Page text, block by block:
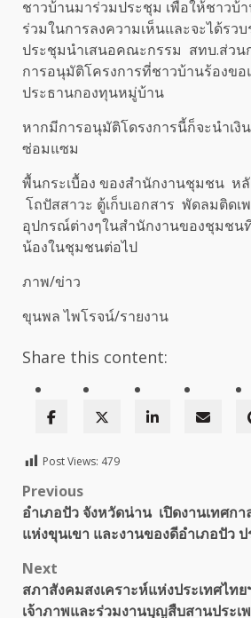
ชาวบ้านมาร่วมประชุม เพื่อให้ชาว
ร่วมในการลงความเห็นและจะได้รว
ประชุมนำเสนอคณะกรรม สทบ.ส่วน
การอนุมัติโครงการที่ชาวบ้านร้องข
ประธานกองทุนหมู่บ้าน
หากมีการอนุมัติโดรงการนี้ก็จะนำเ
ซ่อมแซม
พื้นกระเบื้อง ของสำนักงานชุมชน ห
โถปัสสาวะ ตู้เก็บเอกสาร พัดลมติดเ
อุปกรณ์ต่างๆในสำนักงานของชุมชน
น้องในชุมชนต่อไป
ภาพ/ข่าว
ขุนพล ไพโรจน์/รายงาน
Share this content:
Post Views: 479
Post
navigation
Previous
อำเภอปัว จังหวัดน่าน เปิดงานเทศก
แห่งขุนเขา และงานของดีอำเภอปัว ป
Next
สภาสังคมสงเคราะห์แห่งประเทศไท
เจ้าภาพและร่วมงานบุญสืบสานประ